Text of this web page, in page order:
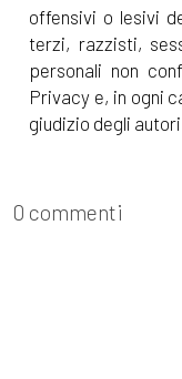
offensivi o lesivi
terzi, razzisti,
personali non
Privacy e, in ogni
giudizio degli
0 commenti